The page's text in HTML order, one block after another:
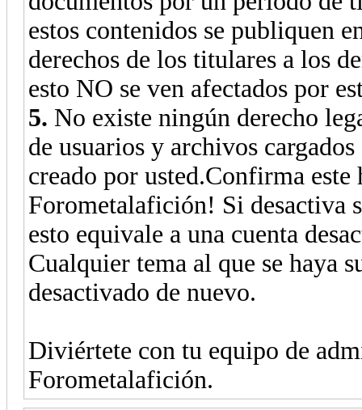
estos contenidos se publiquen
derechos de los titulares a los
esto NO se ven afectados por
5. No existe ningún derecho
de usuarios y archivos
creado por usted.Confirma
Forometalafición! Si desactiva
esto equivale a una cuenta
Cualquier tema al que se haya
desactivado de nuevo.
Diviértete con tu equipo de
Forometalafición.